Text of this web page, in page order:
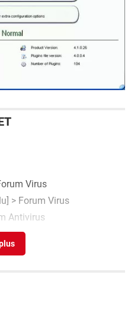
Virus
> Forum Virus
Antivirus
Pare-feu